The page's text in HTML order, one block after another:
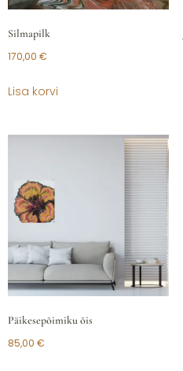
Silmapilk
170,00 €
Lisa korvi
Päikesepõimiku õis
85,00 €